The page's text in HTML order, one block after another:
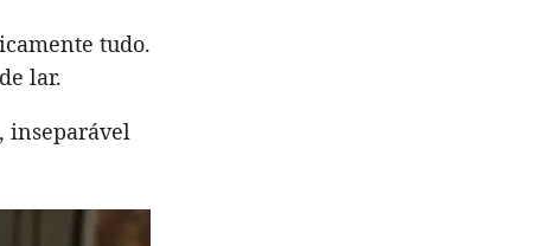
tudo.
lar.
inseparável